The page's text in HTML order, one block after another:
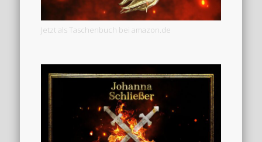
Jetzt als Taschenbuch bei amazon.de